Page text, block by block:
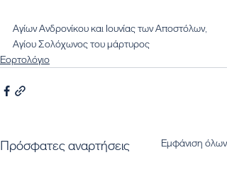
Αγίων Ανδρονίκου και Ιουνίας των Αποστόλων,
Αγίου Σολόχωνος του μάρτυρος
Εορτολόγιο
Πρόσφατες αναρτήσεις Εμφάνιση όλων